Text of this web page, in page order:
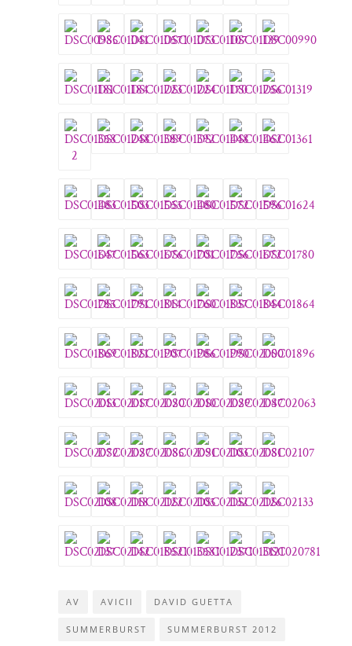
AV AVICII DAVID GUETTA
SUMMERBURST SUMMERBURST 2012